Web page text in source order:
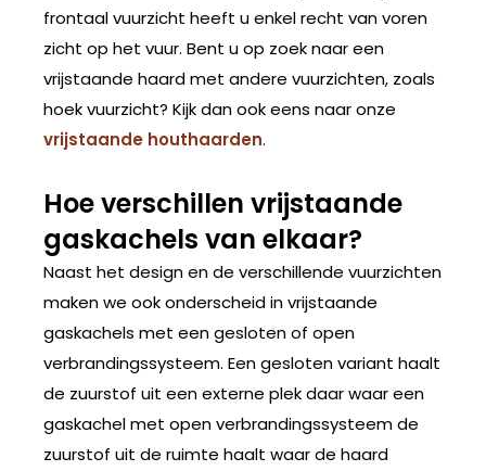
frontaal vuurzicht heeft u enkel recht van voren
zicht op het vuur. Bent u op zoek naar een
vrijstaande haard met andere vuurzichten, zoals
hoek vuurzicht? Kijk dan ook eens naar onze
vrijstaande houthaarden.
Hoe verschillen vrijstaande
gaskachels van elkaar?
Naast het design en de verschillende vuurzichten
maken we ook onderscheid in vrijstaande
gaskachels met een gesloten of open
verbrandingssysteem. Een gesloten variant haalt
de zuurstof uit een externe plek daar waar een
gaskachel met open verbrandingssysteem de
zuurstof uit de ruimte haalt waar de haard